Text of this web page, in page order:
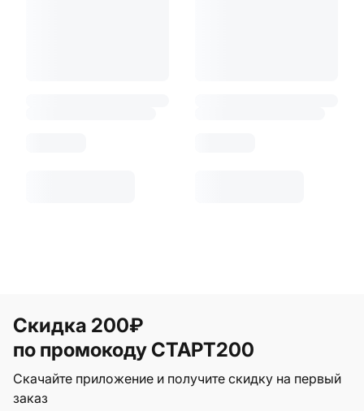
Скидка 200₽
по промокоду СТАРТ200
Скачайте приложение и получите скидку на первый
заказ